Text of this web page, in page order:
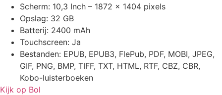
Scherm: 10,3 Inch – 1872 x 1404 pixels
Opslag: 32 GB
Batterij: 2400 mAh
Touchscreen: Ja
Bestanden: EPUB, EPUB3, FlePub, PDF, MOBI, JPEG,
GIF, PNG, BMP, TIFF, TXT, HTML, RTF, CBZ, CBR,
Kobo-luisterboeken
Kijk op Bol